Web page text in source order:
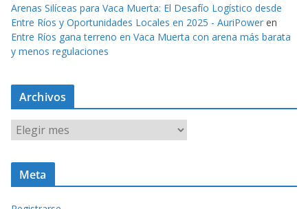
Arenas Silíceas para Vaca Muerta: El Desafío Logístico desde
Entre Ríos y Oportunidades Locales en 2025 - AuriPower en
Entre Ríos gana terreno en Vaca Muerta con arena más barata
y menos regulaciones
Archivos
r
c
Meta